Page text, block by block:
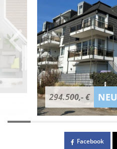
294.500,- € NEU
Facebook